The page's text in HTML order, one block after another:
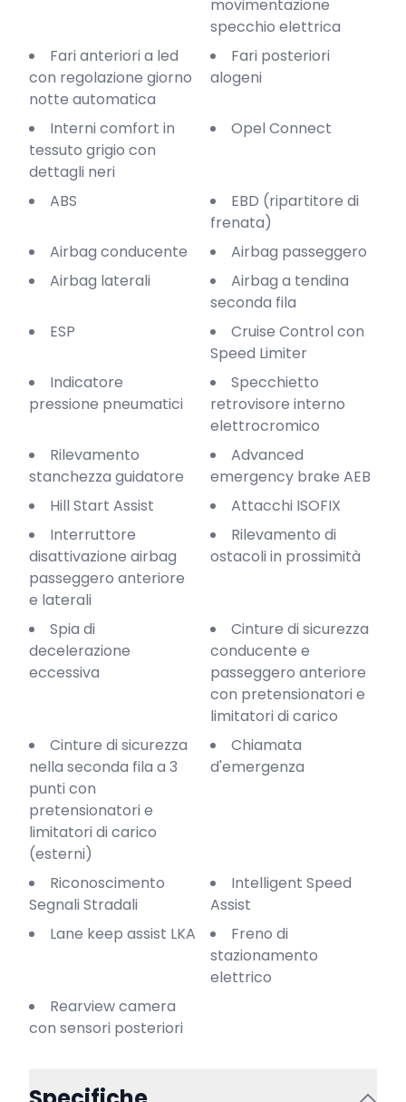
movimentazione
specchio elettrica
Fari anteriori a led
con regolazione giorno
notte automatica
Fari posteriori
alogeni
Interni comfort in
tessuto grigio con
dettagli neri
Opel Connect
ABS
EBD (ripartitore di
frenata)
Airbag conducente
Airbag passeggero
Airbag laterali
Airbag a tendina
seconda fila
ESP
Cruise Control con
Speed Limiter
Indicatore
pressione pneumatici
Specchietto
retrovisore interno
elettrocromico
Rilevamento
stanchezza guidatore
Advanced
emergency brake AEB
Hill Start Assist
Attacchi ISOFIX
Interruttore
disattivazione airbag
passeggero anteriore
e laterali
Rilevamento di
ostacoli in prossimità
Spia di
decelerazione
eccessiva
Cinture di sicurezza
conducente e
passeggero anteriore
con pretensionatori e
limitatori di carico
Cinture di sicurezza
nella seconda fila a 3
punti con
pretensionatori e
limitatori di carico
(esterni)
Chiamata
d'emergenza
Riconoscimento
Segnali Stradali
Intelligent Speed
Assist
Lane keep assist LKA
Freno di
stazionamento
elettrico
Rearview camera
con sensori posteriori